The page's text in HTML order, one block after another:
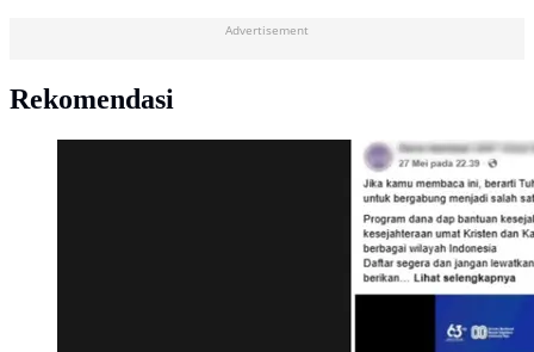
Advertisement
Rekomendasi